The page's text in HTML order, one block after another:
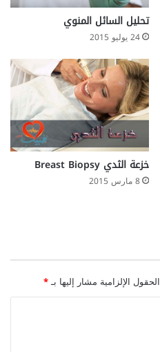
تحليل السائل المنوي
24 يوليو 2015
خزعة الثدي Breast Biopsy
8 مارس 2015
الحقول الإلزامية مشار إليها بـ*